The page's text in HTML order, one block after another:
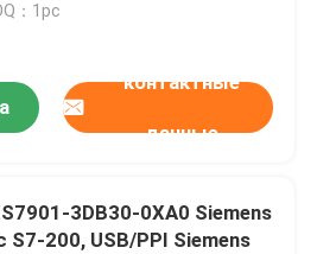
：1pc
контактные
данные
3DB30-0XA0 Siemens
S7-200, USB/PPI Siemens